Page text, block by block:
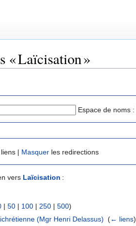
« Laïcisation »
Espace de noms :
| Masquer les redirections
vers Laïcisation :
| 50 | 100 | 250 | 500)
(Mgr Henri Delassus) ‎(← liens)